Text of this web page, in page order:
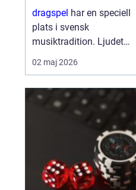
stark tradition
dragspel har en speciell
plats i svensk
musiktradition. Ljudet
känns igen från
folkparker, dansbanor,
moderna
scenframträdanden.
Samtidigt är instrumen...
02 maj 2026